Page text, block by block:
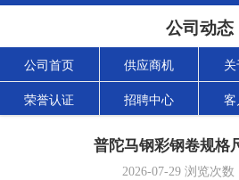
公司动态
公司首页 供应商机
荣誉认证 招聘中心 客
普陀马钢彩钢卷规格
2026-07-29浏览次数